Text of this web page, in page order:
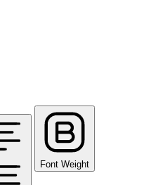
Font Weight